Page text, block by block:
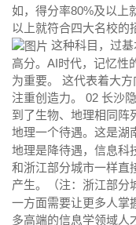
如，得分率80%及以上
以上就符合四大名校的
这种科目，过
高分。AI时代，记忆性
为重要。 这代表着大
注重创造力。 02 长沙
到了生物、地理相同阵
地理一个待遇。这是湖
地理是降待遇，信息科
和浙江部分城市一样直
产生。（注：浙江部分
一方面需要让更多人掌
多高端的信息学领域人